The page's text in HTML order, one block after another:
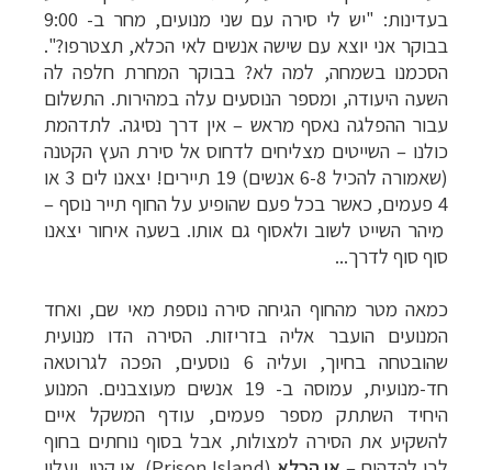
בעדינות: "יש לי סירה עם שני מנועים, מחר ב- 9:00
בבוקר אני יוצא עם שישה אנשים לאי הכלא, תצטרפו?".
הסכמנו בשמחה, למה לא? בבוקר המחרת חלפה לה
השעה היעודה, ומספר הנוסעים עלה במהירות. התשלום
עבור ההפלגה נאסף מראש – אין דרך נסיגה. לתדהמת
כולנו – השייטים מצליחים לדחוס אל סירת העץ הקטנה
(שאמורה להכיל 6-8 אנשים) 19 תיירים! יצאנו לים 3 או
4 פעמים, כאשר בכל פעם שהופיע על החוף תייר נוסף
–
מיהר השייט לשוב ולאסוף גם אותו. בשעה איחור יצאנו
סוף סוף לדרך...
כמאה מטר מהחוף הגיחה סירה נוספת מאי שם, ואחד
המנועים הועבר אליה בזריזות. הסירה הדו מנועית
שהובטחה בחיוך, ועליה 6 נוסעים, הפכה לגרוטאה
חד-מנועית, עמוסה ב- 19 אנשים מעוצבנים. המנוע
היחיד השתתק מספר פעמים, עודף המשקל איים
להשקיע את הסירה למצולות, אבל בסוף נוחתים בחוף